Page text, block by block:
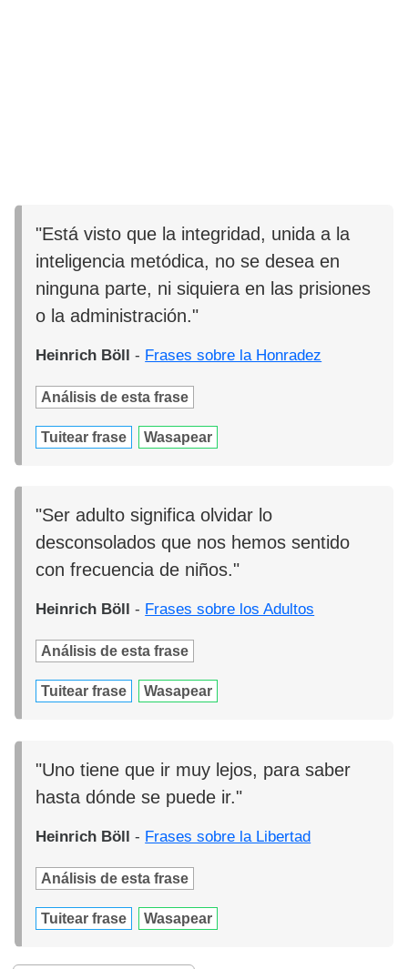
"Está visto que la integridad, unida a la
inteligencia metódica, no se desea en
ninguna parte, ni siquiera en las prisiones
o la administración."
Heinrich Böll - Frases sobre la Honradez
Análisis de esta frase
Tuitear frase Wasapear
"Ser adulto significa olvidar lo
desconsolados que nos hemos sentido
con frecuencia de niños."
Heinrich Böll - Frases sobre los Adultos
Análisis de esta frase
Tuitear frase Wasapear
"Uno tiene que ir muy lejos, para saber
hasta dónde se puede ir."
Heinrich Böll - Frases sobre la Libertad
Análisis de esta frase
Tuitear frase Wasapear